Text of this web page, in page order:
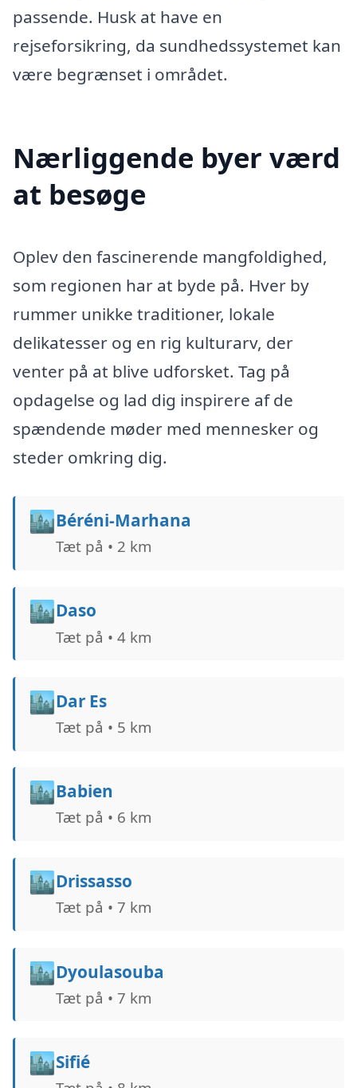
passende. Husk at have en
rejseforsikring, da sundhedssystemet kan
være begrænset i området.
Nærliggende byer værd
at besøge
Oplev den fascinerende mangfoldighed,
som regionen har at byde på. Hver by
rummer unikke traditioner, lokale
delikatesser og en rig kulturarv, der
venter på at blive udforsket. Tag på
opdagelse og lad dig inspirere af de
spændende møder med mennesker og
steder omkring dig.
🏙️Béréni-Marhana
Tæt på • 2 km
🏙️Daso
Tæt på • 4 km
🏙️Dar Es
Tæt på • 5 km
🏙️Babien
Tæt på • 6 km
🏙️Drissasso
Tæt på • 7 km
🏙️Dyoulasouba
Tæt på • 7 km
🏙️Sifié